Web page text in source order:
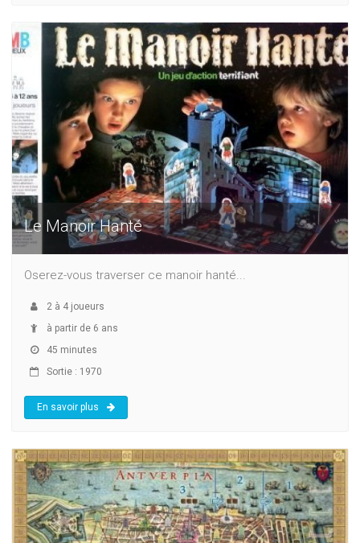
Le Manoir Hanté
Oserez-vous traverser ce manoir hanté...
2 à 4 joueurs
à partir de 6 ans
45 minutes
Sortie : 1970
En savoir plus